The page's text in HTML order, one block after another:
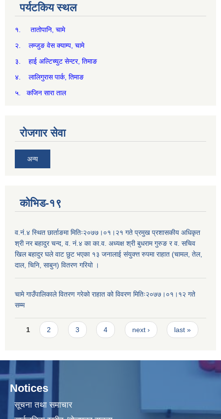
पर्यटकिय स्थल
१. तातोपानि, चामे
२. लम्जुङ वेस क्याम्प, चामे
३. हाई अल्टिच्युट सेन्टर, तिमाङ
४. लालिगुरास पार्क, तिमाङ
५. कजिन सारा ताल
रोजगार सेवा
अन्य
कोभिड-१९
व.नं.४ स्थित छार्ताङमा मितिः२०७७।०१।२१ गते प्रमुख प्रशासकीय अधिकृत
श्री नर बहादुर चन्द, व. नं.४ का का.व. अध्यक्ष श्री बुधराम गुरुङ र व. सचिव
खिल बहादुर घले वाट छुट भएका १३ जनालाई संयुक्त्त रुपमा राहात (चामल, तेल,
दाल, चिनि, साबुन) वितरण गरियो ।
चामे गाउँपालिकाले वितरण गरेको राहात को विवरण मितिः२०७७।०१।१२ गते
सम्म
Pages
1 2 3 4 next › last »
Notices
सूचना तथा समाचार